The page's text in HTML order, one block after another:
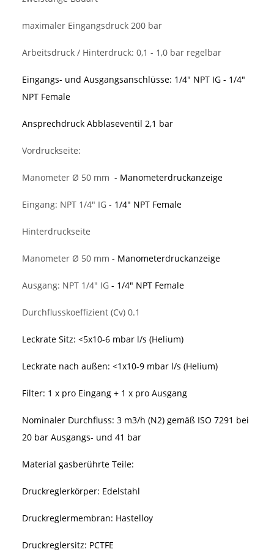
maximaler Eingangsdruck 200 bar
Arbeitsdruck / Hinterdruck: 0,1 - 1,0 bar regelbar
Eingangs- und Ausgangsanschlüsse: 1/4" NPT IG - 1/4"
NPT Female
Ansprechdruck Abblaseventil 2,1 bar
Vordruckseite:
Manometer Ø 50 mm - Manometerdruckanzeige
Eingang: NPT 1/4" IG - 1/4" NPT Female
Hinterdruckseite
Manometer Ø 50 mm - Manometerdruckanzeige
Ausgang: NPT 1/4" IG - 1/4" NPT Female
Durchflusskoeffizient (Cv) 0.1
Leckrate Sitz: <5x10-6 mbar l/s (Helium)
Leckrate nach außen: <1x10-9 mbar l/s (Helium)
Filter: 1 x pro Eingang + 1 x pro Ausgang
Nominaler Durchfluss: 3 m3/h (N2) gemäß ISO 7291 bei
20 bar Ausgangs- und 41 bar
Material gasberührte Teile:
Druckreglerkörper: Edelstahl
Druckreglermembran: Hastelloy
Druckreglersitz: PCTFE